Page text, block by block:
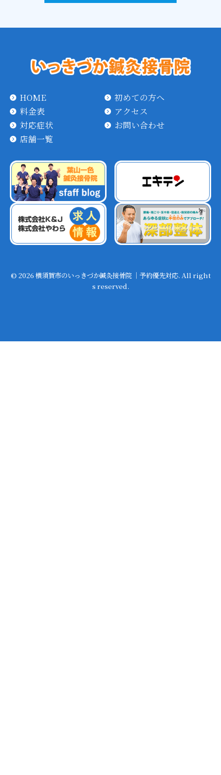
HOME
初めての方へ
料金表
アクセス
対応症状
お問い合わせ
店舗一覧
© 2026 横須賀市のいっきづか鍼灸接骨院 ｜予約優先対応. All right
s reserved.